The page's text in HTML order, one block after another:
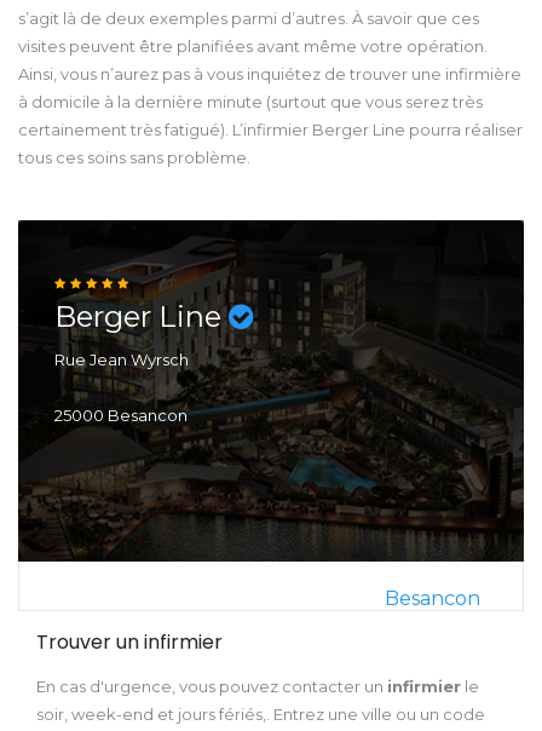
s’agit là de deux exemples parmi d’autres. À savoir que ces
visites peuvent être planifiées avant même votre opération.
Ainsi, vous n’aurez pas à vous inquiétez de trouver une infirmière
à domicile à la dernière minute (surtout que vous serez très
certainement très fatigué). L’infirmier Berger Line pourra réaliser
tous ces soins sans problème.
Berger Line
Rue Jean Wyrsch
25000 Besancon
Besancon
Trouver un infirmier
En cas d'urgence, vous pouvez contacter un infirmier le
soir, week-end et jours fériés,. Entrez une ville ou un code